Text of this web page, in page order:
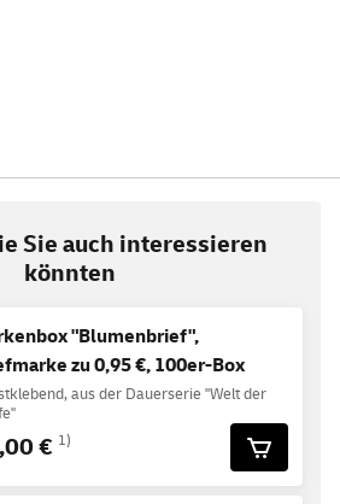
Sie auch interessieren
könnten
"Blumenbrief",
zu 0,95 €, 100er-Box
aus der Dauerserie "Welt der
€ 1)